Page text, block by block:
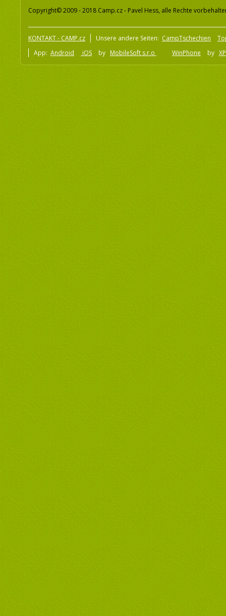
Copyright© 2009 - 2018 Camp.cz - Pavel Hess, alle Rechte
KONTAKT - CAMP.cz Unsere andere Seiten: CampTschechien
App: Android iOS by MobileSoft s.r.o WinPhone by